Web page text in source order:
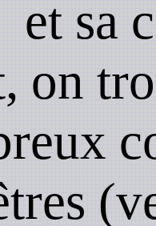
et sa
on